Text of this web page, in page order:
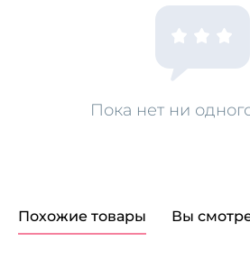
Пока нет ни
Похожие товары Вы